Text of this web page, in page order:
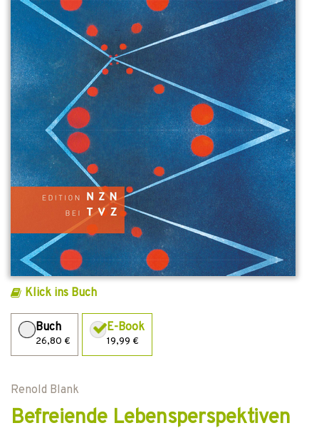
Klick ins Buch
Buch
26,80 €
E-Book
19,99 €
Renold Blank
Befreiende Lebensperspektiven